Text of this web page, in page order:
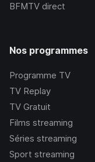
BFMTV direct
Nos programmes
Programme TV
TV Replay
TV Gratuit
Films streaming
Séries streaming
Sport streaming